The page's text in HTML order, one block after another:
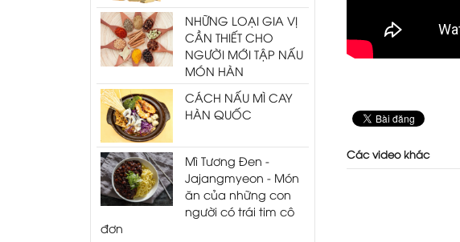
Các video khác
NHỮNG LOẠI GIA VỊ
CẦN THIẾT CHO
NGƯỜI MỚI TẬP NẤU
MÓN HÀN
CÁCH NẤU MÌ CAY
HÀN QUỐC
Mì Tương Đen -
Jajangmyeon​ - Món
ăn của những con
người có trái tim cô
đơn